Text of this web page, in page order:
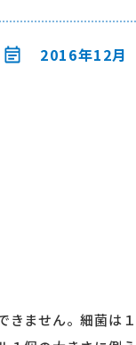
2016年12月
きません。細菌は１